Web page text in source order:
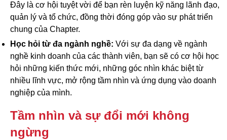
Đây là cơ hội tuyệt vời để bạn rèn luyện kỹ năng lãnh đạo,
quản lý và tổ chức, đồng thời đóng góp vào sự phát triển
chung của Chapter.
Học hỏi từ đa ngành nghề: Với sự đa dạng về ngành
nghề kinh doanh của các thành viên, bạn sẽ có cơ hội học
hỏi những kiến thức mới, những góc nhìn khác biệt từ
nhiều lĩnh vực, mở rộng tầm nhìn và ứng dụng vào doanh
nghiệp của mình.
Tầm nhìn và sự đổi mới không
ngừng